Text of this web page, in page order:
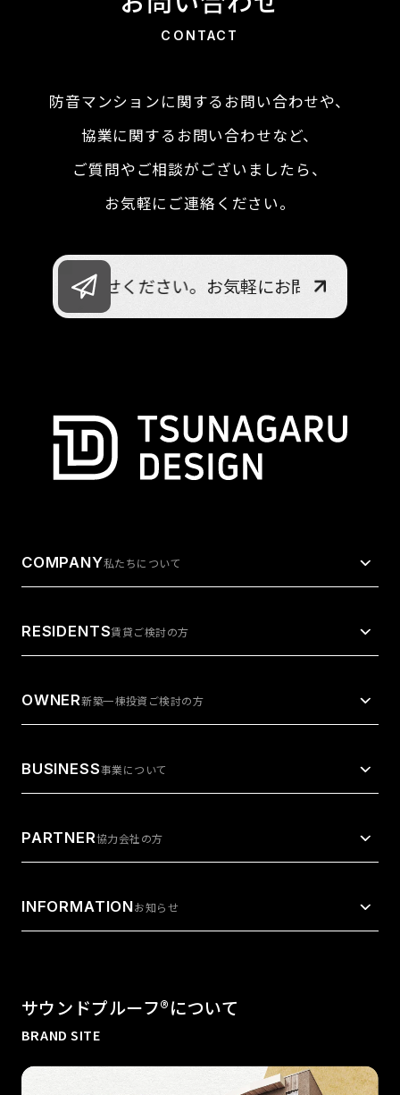
CONTACT
防音マンションに関するお問い合わせや、
協業に関するお問い合わせなど、
ご質問やご相談がございましたら、
お気軽にご連絡ください。
軽にお問合せください。 お気軽にお問合せくださ
COMPANY私たちについて
RESIDENTS賃貸ご検討の方
OWNER新築一棟投資ご検討の方
BUSINESS事業について
PARTNER協力会社の方
INFORMATIONお知らせ
サウンドプルーフ®︎について
BRAND SITE